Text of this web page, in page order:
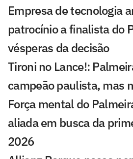
Empresa de tecnologia
patrocínio a finalista do
vésperas da decisão
Tironi no Lance!:
campeão paulista, mas
Força mental do
aliada em busca da
2026